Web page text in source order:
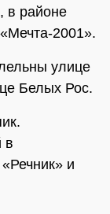
в районе
2001».
улице
Белых Рос.
в
и